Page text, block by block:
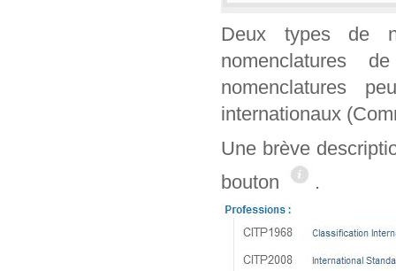
Deux types de
nomenclatures
nomenclatures
internationaux
Une brève
bouton
.